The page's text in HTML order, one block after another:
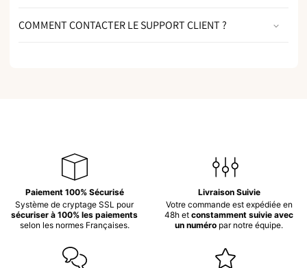
COMMENT CONTACTER LE SUPPORT CLIENT ?
Paiement 100% Sécurisé
Système de cryptage SSL pour
sécuriser à 100% les paiements
selon les normes Françaises.
Livraison Suivie
Votre commande est expédiée en
48h etconstamment suivie avec
un numéro par notre équipe.